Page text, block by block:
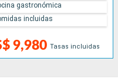
9,980 Tasas incluidas
gastronómica
incluidas